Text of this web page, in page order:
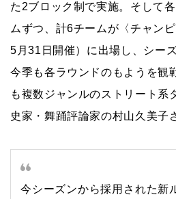
た 2ブロック制で実施。そして
ムずつ、計6チームが〈チャン
5月31日開催）に出場し、シー
今季も各ラウンドのもようを観
も複数ジャンルのストリート系
史家・舞踊評論家の村山久美子
今シーズンから採用された新